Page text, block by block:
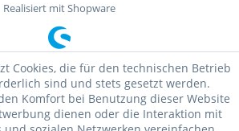
Realisiert mit Shopware
Cookies, die für den technischen Betrieb
sind und stets gesetzt werden.
Komfort bei Benutzung dieser Website
dienen oder die Interaktion mit